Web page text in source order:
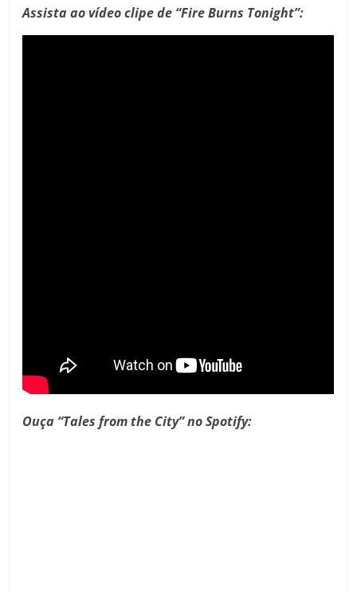
Assista ao vídeo clipe de “Fire Burns Tonight”:
Ouça “Tales from the City” no Spotify: